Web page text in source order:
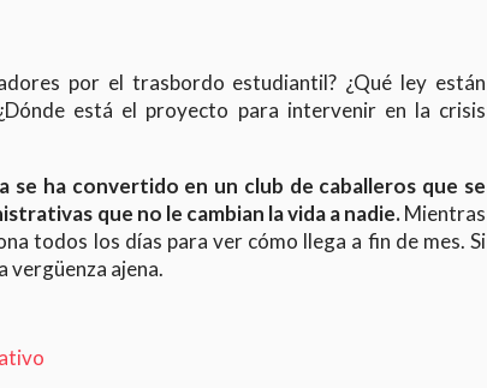
por el trasbordo estudiantil? ¿Qué ley están
está el proyecto para intervenir en la crisis
se ha convertido en un club de caballeros que se
que no le cambian la vida a nadie.Mientras
todos los días para ver cómo llega a fin de mes. Si
vergüenza ajena.